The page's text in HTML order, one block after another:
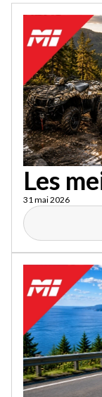
Les
31 mai 2026